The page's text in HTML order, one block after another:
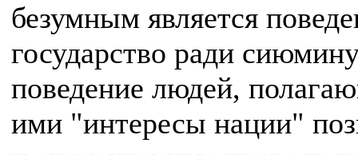
безумным является
государство ради
поведение людей,
ими "интересы нации"